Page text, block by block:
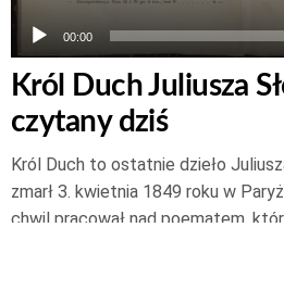
00:00
Król Duch Juliusza
czytany dziś
Król Duch to ostatnie dzieło
zmarł 3. kwietnia 1849 roku w
chwil pracował nad poematem,